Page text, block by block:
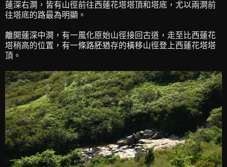
蓮深右澗，皆有山徑前往西蓮花塔塔頂和塔底，尤以兩澗前
往塔底的路最為明顯。
離開蓮深中澗，有一風化原始山徑接回古道，走至比西蓮花
塔稍高的位置，有一條路胚猶存的橫移山徑登上西蓮花塔塔
頂。